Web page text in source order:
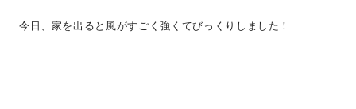
今日、家を出ると風がすごく強くてびっくりしました！